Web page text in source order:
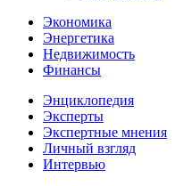
Экономика
Энергетика
Недвижимость
Финансы
Энциклопедия
Эксперты
Экспертные мнения
Личный взгляд
Интервью